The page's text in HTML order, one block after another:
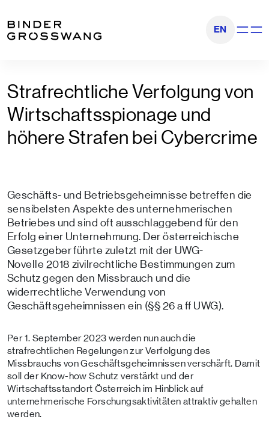
EN
Strafrechtliche Verfolgung von
Wirtschaftsspionage und
höhere Strafen bei Cybercrime
Geschäfts- und Betriebsgeheimnisse betreffen die
sensibelsten Aspekte des unternehmerischen
Betriebes und sind oft ausschlaggebend für den
Erfolg einer Unternehmung. Der österreichische
Gesetzgeber führte zuletzt mit der UWG-
Novelle 2018 zivilrechtliche Bestimmungen zum
Schutz gegen den Missbrauch und die
widerrechtliche Verwendung von
Geschäftsgeheimnissen ein (§§ 26 a ff UWG).
Per 1. September 2023 werden nun auch die
strafrechtlichen Regelungen zur Verfolgung des
Missbrauchs von Geschäftsgeheimnissen verschärft. Damit
soll der Know-how Schutz verstärkt und der
Wirtschaftsstandort Österreich im Hinblick auf
unternehmerische Forschungsaktivitäten attraktiv gehalten
werden.